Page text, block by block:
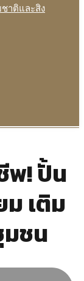
ชาติและสิง
พ! ปั้น
ม เติม
ชน